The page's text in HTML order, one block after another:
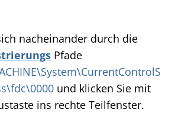
nacheinander durch die
Pfade
und klicken Sie mit
ins rechte Teilfenster.